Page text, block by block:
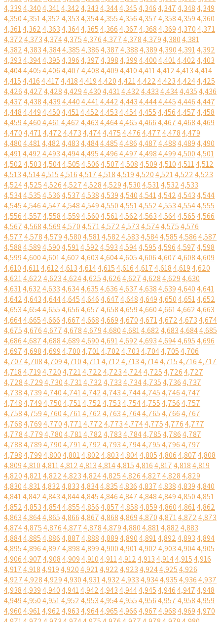
4,3394,3404,3414,3424,3434,3444,3454,3464,3474,3484,349
4,3504,3514,3524,3534,3544,3554,3564,3574,3584,3594,360
4,3614,3624,3634,3644,3654,3664,3674,3684,3694,3704,371
4,3724,3734,3744,3754,3764,3774,3784,3794,3804,381
4,3824,3834,3844,3854,3864,3874,3884,3894,3904,3914,392
4,3934,3944,3954,3964,3974,3984,3994,4004,4014,4024,403
4,4044,4054,4064,4074,4084,4094,4104,4114,4124,4134,414
4,4154,4164,4174,4184,4194,4204,4214,4224,4234,4244,425
4,4264,4274,4284,4294,4304,4314,4324,4334,4344,4354,436
4,4374,4384,4394,4404,4414,4424,4434,4444,4454,4464,447
4,4484,4494,4504,4514,4524,4534,4544,4554,4564,4574,458
4,4594,4604,4614,4624,4634,4644,4654,4664,4674,4684,469
4,4704,4714,4724,4734,4744,4754,4764,4774,4784,479
4,4804,4814,4824,4834,4844,4854,4864,4874,4884,4894,490
4,4914,4924,4934,4944,4954,4964,4974,4984,4994,5004,501
4,5024,5034,5044,5054,5064,5074,5084,5094,5104,5114,512
4,5134,5144,5154,5164,5174,5184,5194,5204,5214,5224,523
4,5244,5254,5264,5274,5284,5294,5304,5314,5324,533
4,5344,5354,5364,5374,5384,5394,5404,5414,5424,5434,544
4,5454,5464,5474,5484,5494,5504,5514,5524,5534,5544,555
4,5564,5574,5584,5594,5604,5614,5624,5634,5644,5654,566
4,5674,5684,5694,5704,5714,5724,5734,5744,5754,576
4,5774,5784,5794,5804,5814,5824,5834,5844,5854,5864,587
4,5884,5894,5904,5914,5924,5934,5944,5954,5964,5974,598
4,5994,6004,6014,6024,6034,6044,6054,6064,6074,6084,609
4,6104,6114,6124,6134,6144,6154,6164,6174,6184,6194,620
4,6214,6224,6234,6244,6254,6264,6274,6284,6294,630
4,6314,6324,6334,6344,6354,6364,6374,6384,6394,6404,641
4,6424,6434,6444,6454,6464,6474,6484,6494,6504,6514,652
4,6534,6544,6554,6564,6574,6584,6594,6604,6614,6624,663
4,6644,6654,6664,6674,6684,6694,6704,6714,6724,6734,674
4,6754,6764,6774,6784,6794,6804,6814,6824,6834,6844,685
4,6864,6874,6884,6894,6904,6914,6924,6934,6944,6954,696
4,6974,6984,6994,7004,7014,7024,7034,7044,7054,706
4,7074,7084,7094,7104,7114,7124,7134,7144,7154,7164,717
4,7184,7194,7204,7214,7224,7234,7244,7254,7264,727
4,7284,7294,7304,7314,7324,7334,7344,7354,7364,737
4,7384,7394,7404,7414,7424,7434,7444,7454,7464,747
4,7484,7494,7504,7514,7524,7534,7544,7554,7564,757
4,7584,7594,7604,7614,7624,7634,7644,7654,7664,767
4,7684,7694,7704,7714,7724,7734,7744,7754,7764,777
4,7784,7794,7804,7814,7824,7834,7844,7854,7864,787
4,7884,7894,7904,7914,7924,7934,7944,7954,7964,797
4,7984,7994,8004,8014,8024,8034,8044,8054,8064,8074,808
4,8094,8104,8114,8124,8134,8144,8154,8164,8174,8184,819
4,8204,8214,8224,8234,8244,8254,8264,8274,8284,829
4,8304,8314,8324,8334,8344,8354,8364,8374,8384,8394,840
4,8414,8424,8434,8444,8454,8464,8474,8484,8494,8504,851
4,8524,8534,8544,8554,8564,8574,8584,8594,8604,8614,862
4,8634,8644,8654,8664,8674,8684,8694,8704,8714,8724,873
4,8744,8754,8764,8774,8784,8794,8804,8814,8824,883
4,8844,8854,8864,8874,8884,8894,8904,8914,8924,8934,894
4,8954,8964,8974,8984,8994,9004,9014,9024,9034,9044,905
4,9064,9074,9084,9094,9104,9114,9124,9134,9144,9154,916
4,9174,9184,9194,9204,9214,9224,9234,9244,9254,926
4,9274,9284,9294,9304,9314,9324,9334,9344,9354,9364,937
4,9384,9394,9404,9414,9424,9434,9444,9454,9464,9474,948
4,9494,9504,9514,9524,9534,9544,9554,9564,9574,9584,959
4,9604,9614,9624,9634,9644,9654,9664,9674,9684,9694,970